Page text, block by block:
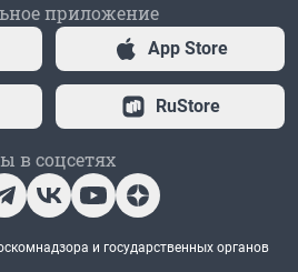
приложение
App Store
RuStore
в соцсетях
и государственных органов